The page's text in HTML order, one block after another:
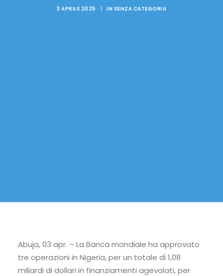
3 APRILE 2025 | IN SENZA CATEGORIA
Abuja, 03 apr. – La Banca mondiale ha approvato
tre operazioni in Nigeria, per un totale di 1,08
miliardi di dollari in finanziamenti agevolati, per